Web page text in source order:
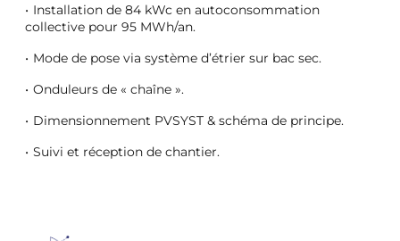
Installation de 84 kWc en autoconsommation
collective pour 95 MWh/an.
Mode de pose via système d’étrier sur bac sec.
Onduleurs de « chaîne ».
Dimensionnement PVSYST & schéma de principe.
Suivi et réception de chantier.